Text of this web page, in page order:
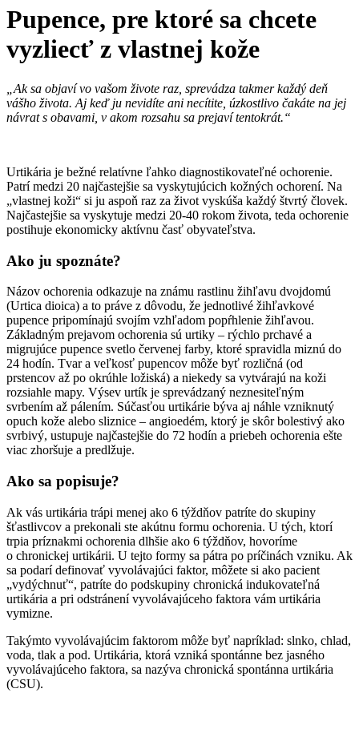
Pupence, pre ktoré sa chcete
vyzliecť z vlastnej kože
„Ak sa objaví vo vašom živote raz, sprevádza takmer každý deň
vášho života. Aj keď ju nevidíte ani necítite, úzkostlivo čakáte na jej
návrat s obavami, v akom rozsahu sa prejaví tentokrát.“
Urtikária je bežné relatívne ľahko diagnostikovateľné ochorenie.
Patrí medzi 20 najčastejšie sa vyskytujúcich kožných ochorení. Na
„vlastnej koži“ si ju aspoň raz za život vyskúša každý štvrtý človek.
Najčastejšie sa vyskytuje medzi 20-40 rokom života, teda ochorenie
postihuje ekonomicky aktívnu časť obyvateľstva.
Ako ju spoznáte?
Názov ochorenia odkazuje na známu rastlinu žihľavu dvojdomú
(Urtica dioica) a to práve z dôvodu, že jednotlivé žihľavkové
pupence pripomínajú svojím vzhľadom popŕhlenie žihľavou.
Základným prejavom ochorenia sú urtiky – rýchlo prchavé a
migrujúce pupence svetlo červenej farby, ktoré spravidla miznú do
24 hodín. Tvar a veľkosť pupencov môže byť rozličná (od
prstencov až po okrúhle ložiská) a niekedy sa vytvárajú na koži
rozsiahle mapy. Výsev urtík je sprevádzaný neznesiteľným
svrbením až pálením. Súčasťou urtikárie býva aj náhle vzniknutý
opuch kože alebo sliznice – angioedém, ktorý je skôr bolestivý ako
svrbivý, ustupuje najčastejšie do 72 hodín a priebeh ochorenia ešte
viac zhoršuje a predlžuje.
Ako sa popisuje?
Ak vás urtikária trápi menej ako 6 týždňov patríte do skupiny
šťastlivcov a prekonali ste akútnu formu ochorenia. U tých, ktorí
trpia príznakmi ochorenia dlhšie ako 6 týždňov, hovoríme
o chronickej urtikárii. U tejto formy sa pátra po príčinách vzniku. Ak
sa podarí definovať vyvolávajúci faktor, môžete si ako pacient
„vydýchnuť“, patríte do podskupiny chronická indukovateľná
urtikária a pri odstránení vyvolávajúceho faktora vám urtikária
vymizne.
Takýmto vyvolávajúcim faktorom môže byť napríklad: slnko, chlad,
voda, tlak a pod. Urtikária, ktorá vzniká spontánne bez jasného
vyvolávajúceho faktora, sa nazýva chronická spontánna urtikária
(CSU).